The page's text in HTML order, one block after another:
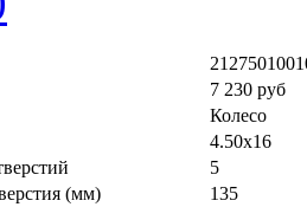
7 230 руб
Колесо
4.50x16
5
(мм)
135